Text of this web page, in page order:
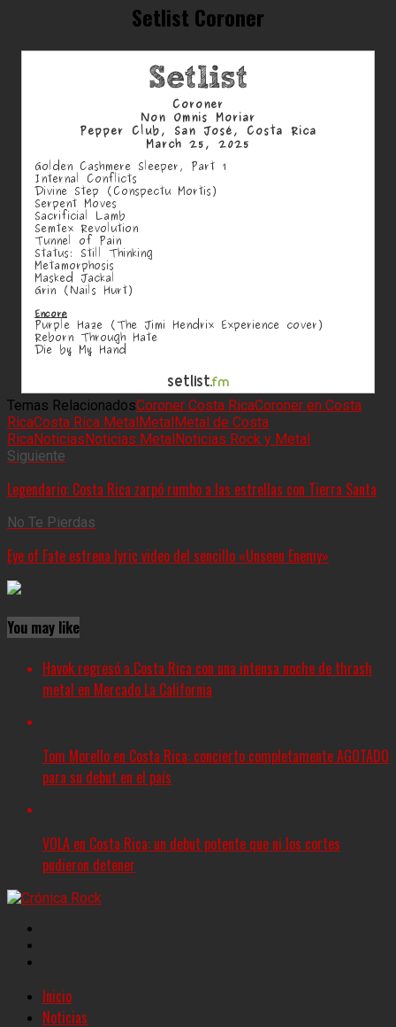
Setlist Coroner
Temas RelacionadosCoroner Costa RicaCoroner en Costa
RicaCosta Rica Metal Metal Metal de Costa
RicaNoticias Noticias Metal Noticias Rock y Metal
Siguiente
Legendario: Costa Rica zarpó rumbo a las estrellas con Tierra Santa
No Te Pierdas
Eye of Fate estrena lyric video del sencillo «Unseen Enemy»
You may like
Havok regresó a Costa Rica con una intensa noche de thrash
metal en Mercado La California
Tom Morello en Costa Rica: concierto completamente AGOTADO
para su debut en el país
VOLA en Costa Rica: un debut potente que ni los cortes
pudieron detener
Inicio
Noticias